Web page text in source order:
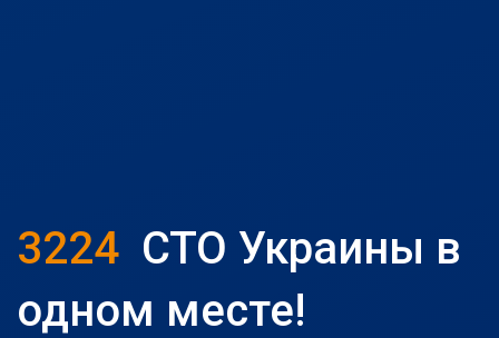
3224 СТО Украины в
одном месте!